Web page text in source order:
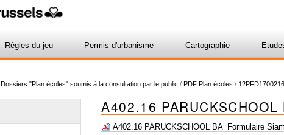
Règles du jeu Permis d'urbanisme Cartographie
Dossiers "Plan écoles" soumis à la consultation par le public / PDF Plan écoles / 12PFD1700216
A402.16
A402.16 PARUCKSCHOOL BA_Formulaire